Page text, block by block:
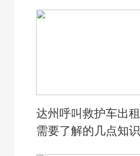
达州呼叫救护车出租
需要了解的几点知识